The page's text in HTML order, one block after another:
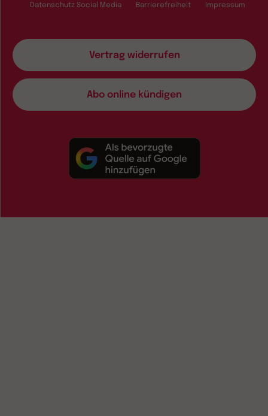
Datenschutz Social Media Barrierefreiheit Impressum
Vertrag widerrufen
Abo online kündigen